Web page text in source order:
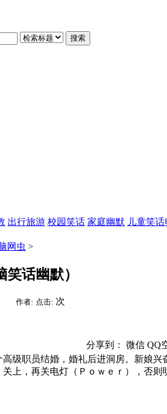
搜索
出行旅游 校园笑话 家庭幽默 儿童笑话
网虫 >
话幽默）
作者: 点击: 次
分享到： 微信 QQ
级职员结婚，婚礼后进洞房。新娘
上，再关电灯（Ｐｏｗｅｒ），否则